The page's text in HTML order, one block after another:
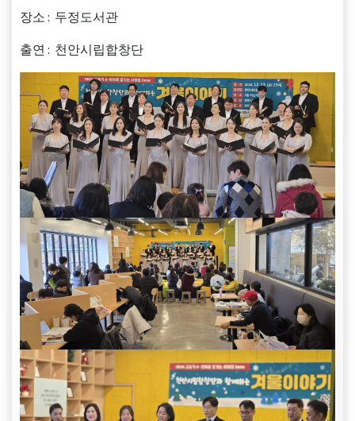
장소 : 두정도서관
출연 : 천안시립합창단